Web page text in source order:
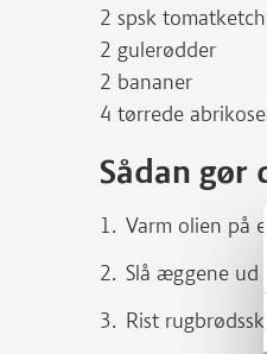
2 spsk
2 gulerødder
2 bananer
4 tørrede
Sådan gør
Varm olien på
Slå æggene ud
Rist